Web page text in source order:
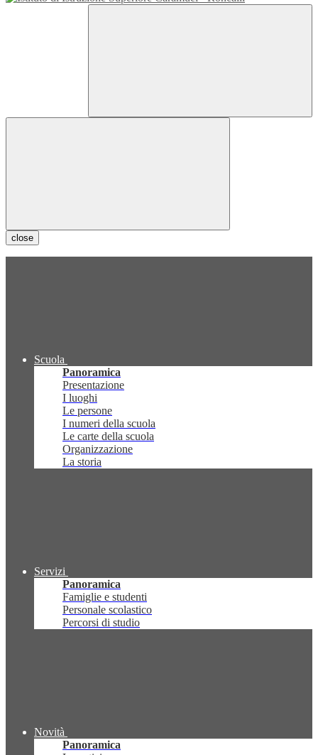
close
Scuola
Panoramica
Presentazione
I luoghi
Le persone
I numeri della scuola
Le carte della scuola
Organizzazione
La storia
Servizi
Panoramica
Famiglie e studenti
Personale scolastico
Percorsi di studio
Novità
Panoramica